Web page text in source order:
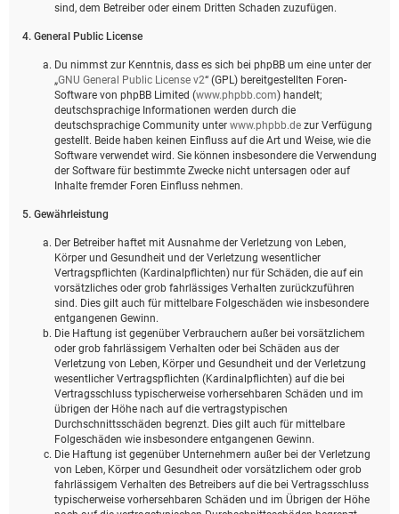
sind, dem Betreiber oder einem Dritten Schaden zuzufügen.
4. General Public License
Du nimmst zur Kenntnis, dass es sich bei phpBB um eine unter der
„GNU General Public License v2“ (GPL) bereitgestellten Foren-
Software von phpBB Limited (www.phpbb.com) handelt;
deutschsprachige Informationen werden durch die
deutschsprachige Community unter www.phpbb.de zur Verfügung
gestellt. Beide haben keinen Einfluss auf die Art und Weise, wie die
Software verwendet wird. Sie können insbesondere die Verwendung
der Software für bestimmte Zwecke nicht untersagen oder auf
Inhalte fremder Foren Einfluss nehmen.
5. Gewährleistung
Der Betreiber haftet mit Ausnahme der Verletzung von Leben,
Körper und Gesundheit und der Verletzung wesentlicher
Vertragspflichten (Kardinalpflichten) nur für Schäden, die auf ein
vorsätzliches oder grob fahrlässiges Verhalten zurückzuführen
sind. Dies gilt auch für mittelbare Folgeschäden wie insbesondere
entgangenen Gewinn.
Die Haftung ist gegenüber Verbrauchern außer bei vorsätzlichem
oder grob fahrlässigem Verhalten oder bei Schäden aus der
Verletzung von Leben, Körper und Gesundheit und der Verletzung
wesentlicher Vertragspflichten (Kardinalpflichten) auf die bei
Vertragsschluss typischerweise vorhersehbaren Schäden und im
übrigen der Höhe nach auf die vertragstypischen
Durchschnittsschäden begrenzt. Dies gilt auch für mittelbare
Folgeschäden wie insbesondere entgangenen Gewinn.
Die Haftung ist gegenüber Unternehmern außer bei der Verletzung
von Leben, Körper und Gesundheit oder vorsätzlichem oder grob
fahrlässigem Verhalten des Betreibers auf die bei Vertragsschluss
typischerweise vorhersehbaren Schäden und im Übrigen der Höhe